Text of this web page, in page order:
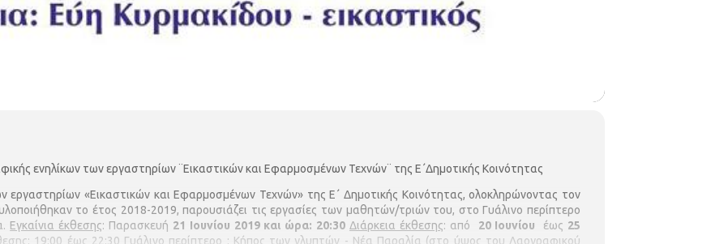
ενηλίκων των εργαστηρίων ¨Εικαστικών και Εφαρμοσμένων Τεχνών¨ της Ε΄Δημοτικής Κοινότητας
«Εικαστικών και Εφαρμοσμένων Τεχνών» της Ε΄ Δημοτικής Κοινότητας, ολοκληρώνοντας τον
το έτος 2018-2019, παρουσιάζει τις εργασίες των μαθητών/τριών του, στο Γυάλινο περίπτερο
Εγκαίνια έκθεσης: Παρασκευή 21 Ιουνίου 2019 και ώρα: 20:30Διάρκεια έκθεσης: από 20 Ιουνίου έως 25
19:00 έως 22:30 Γυάλινο περίπτερο : Κήπος των γλυπτών - Νέα Παραλία (στο ύψος του Λαογραφικού